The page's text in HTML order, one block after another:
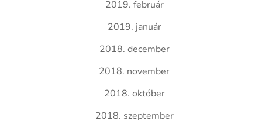
2019. február
2019. január
2018. december
2018. november
2018. október
2018. szeptember